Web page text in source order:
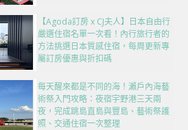
【Agoda訂房 x CJ夫人】日本自由行
嚴選住宿名單一次看！內行旅行者的
方法挑選日本質感住宿，每周更新專
屬訂房優惠與折扣碼
每天醒來都是不同的海！瀨戶內海藝
術祭入門攻略：夜宿宇野港三天兩
夜，完成跳島直島與豐島、藝術祭護
照、交通住宿一次整理